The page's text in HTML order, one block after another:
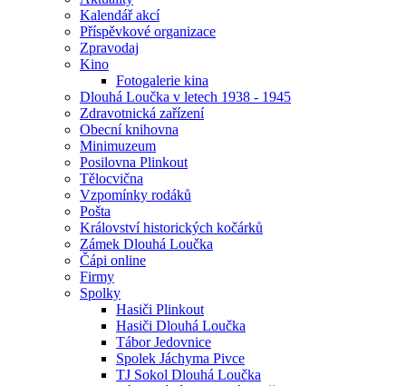
Kalendář akcí
Příspěvkové organizace
Zpravodaj
Kino
Fotogalerie kina
Dlouhá Loučka v letech 1938 - 1945
Zdravotnická zařízení
Obecní knihovna
Minimuzeum
Posilovna Plinkout
Tělocvična
Vzpomínky rodáků
Pošta
Království historických kočárků
Zámek Dlouhá Loučka
Čápi online
Firmy
Spolky
Hasiči Plinkout
Hasiči Dlouhá Loučka
Tábor Jedovnice
Spolek Jáchyma Pivce
TJ Sokol Dlouhá Loučka